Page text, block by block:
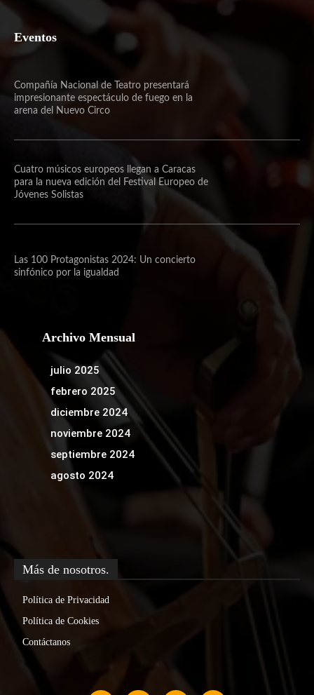
Eventos
Compañía Nacional de Teatro presentará
impresionante espectáculo de fuego en la
arena del Nuevo Circo
Cuatro músicos europeos llegan a Caracas
para la nueva edición del Festival Europeo de
Jóvenes Solistas
Las 100 Protagonistas 2024: Un concierto
sinfónico por la igualdad
Archivo Mensual
julio 2025
febrero 2025
diciembre 2024
noviembre 2024
septiembre 2024
agosto 2024
Más de nosotros.
Política de Privacidad
Política de Cookies
Contáctanos